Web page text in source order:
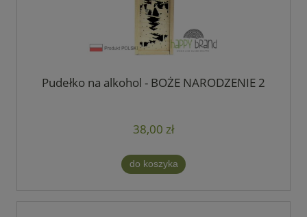
Pudełko na alkohol - BOŻE NARODZENIE 2
38,00 zł
do koszyka